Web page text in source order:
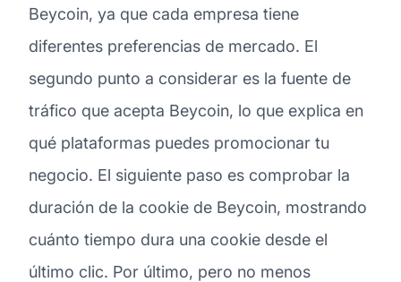
Beycoin, ya que cada empresa tiene
diferentes preferencias de mercado. El
segundo punto a considerar es la fuente de
tráfico que acepta Beycoin, lo que explica en
qué plataformas puedes promocionar tu
negocio. El siguiente paso es comprobar la
duración de la cookie de Beycoin, mostrando
cuánto tiempo dura una cookie desde el
último clic. Por último, pero no menos